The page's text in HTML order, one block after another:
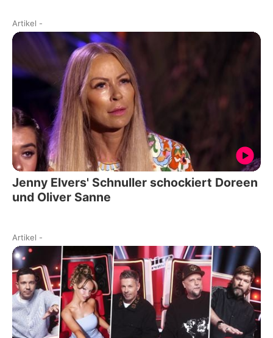
Artikel -
Jenny Elvers' Schnuller schockiert Doreen
und Oliver Sanne
Artikel -